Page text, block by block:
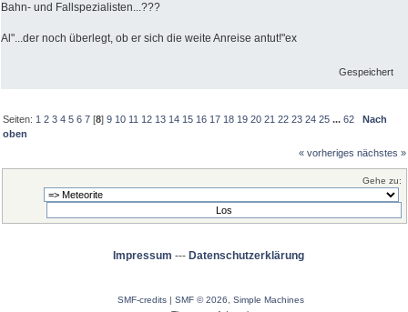
Bahn- und Fallspezialisten...???
Al"...der noch überlegt, ob er sich die weite Anreise antut!"ex
Gespeichert
Seiten: 1 2 3 4 5 6 7 [8]9 10 11 12 13 14 15 16 17 18 19 20 21 22 23 24 25 ...62
Nach
oben
« vorheriges nächstes »
Gehe zu:
Impressum --- Datenschutzerklärung
SMF-credits | SMF © 2026
Simple Machines